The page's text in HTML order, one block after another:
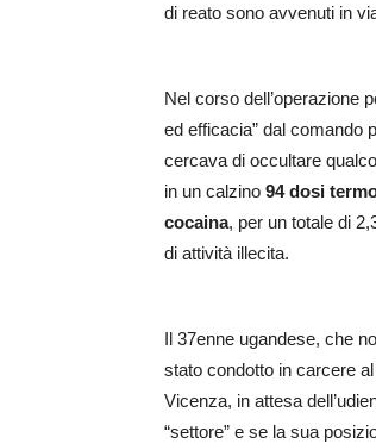
di reato sono avvenuti in
Nel corso dell’operazione
ed efficacia” dal comando
cercava di occultare
in un calzino 94 dosi
cocaina, per un totale di
di attività illecita.
Il 37enne ugandese, che
stato condotto in carcere
Vicenza, in attesa
“settore” e se la sua